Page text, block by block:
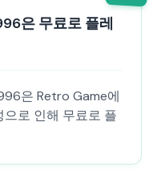
은 무료로 플레
은 Retro Game에
로 인해 무료로 플